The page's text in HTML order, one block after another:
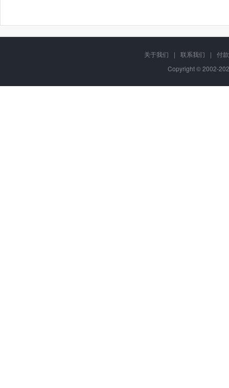
关于我们 | 联系我们 |
付
Copyright © 2002-